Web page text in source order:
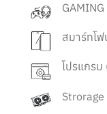
GAMING
สมาร์ทโ
โปรแกร